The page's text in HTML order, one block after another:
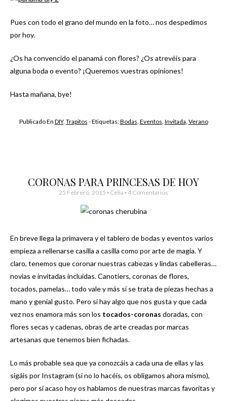
Pues con todo el grano del mundo en la foto… nos despedimos
por hoy.
¿Os ha convencido el panamá con flores? ¿Os atrevéis para
alguna boda o evento? ¡Queremos vuestras opiniones!
Hasta mañana, bye!
Publicado En DIY, Trapitos - Etiquetas:Bodas, Eventos, Invitada, Verano
CORONAS PARA PRINCESAS DE HOY
25 Febrero, 2015 - Celia 4 Comentarios
En breve llega la primavera y el tablero de bodas y eventos varios
empieza a rellenarse casilla a casilla como por arte de magia. Y
claro, tenemos que coronar nuestras cabezas y lindas cabelleras…
novias e invitadas incluidas. Canotiers, coronas de flores,
tocados, pamelas… todo vale y más si se trata de piezas hechas a
mano y genial gusto. Pero si hay algo que nos gusta y que cada
vez nos enamora más son los tocados-coronas doradas, con
flores secas y cadenas, obras de arte creadas por marcas
artesanas que tenemos bien fichadas.
Lo más probable sea que ya conozcáis a cada una de ellas y las
sigáis por Instagram (si no lo hacéis, os obligamos ahora mismo),
pero por si acaso hoy os hablamos de nuestras marcas favoritas y